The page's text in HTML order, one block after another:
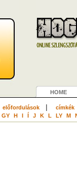
HOME
előfordulások| címkék
GY H I Í J K L LY M